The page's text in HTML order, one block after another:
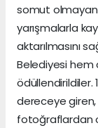
somut olmayan
yarışmalarla
aktarılmasını
Belediyesi hem
ödüllendirildiler.
dereceye
fotoğraflardan